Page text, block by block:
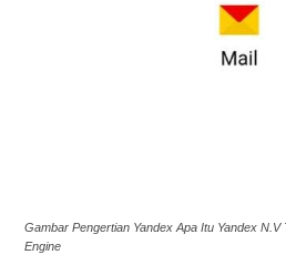
Gambar Pengertian Yandex Apa Itu Yandex
Engine